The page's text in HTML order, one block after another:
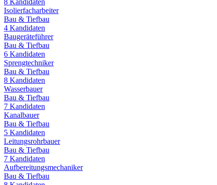
Isolierfacharbeiter
Bau & Tiefbau
4 Kandidaten
Baugeräteführer
Bau & Tiefbau
6 Kandidaten
Sprengtechniker
Bau & Tiefbau
8 Kandidaten
Wasserbauer
Bau & Tiefbau
7 Kandidaten
Kanalbauer
Bau & Tiefbau
5 Kandidaten
Leitungsrohrbauer
Bau & Tiefbau
7 Kandidaten
Aufbereitungsmechaniker
Bau & Tiefbau